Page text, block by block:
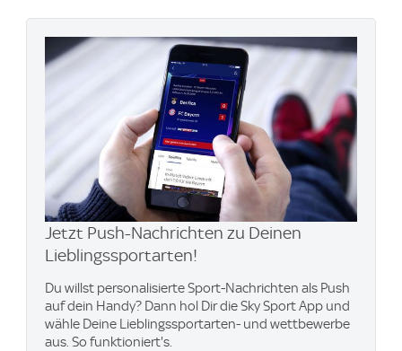
Jetzt Push-Nachrichten zu Deinen
Lieblingssportarten!
Du willst personalisierte Sport-Nachrichten als Push
auf dein Handy? Dann hol Dir die Sky Sport App und
wähle Deine Lieblingssportarten- und wettbewerbe
aus. So funktioniert's.